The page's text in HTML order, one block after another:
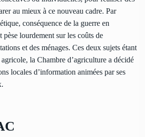
au mieux à ce nouveau cadre. Par
conséquence de la guerre en
pèse lourdement sur les coûts de
et des ménages. Ces deux sujets étant
la Chambre d’agriculture a décidé
locales d’information animées par ses